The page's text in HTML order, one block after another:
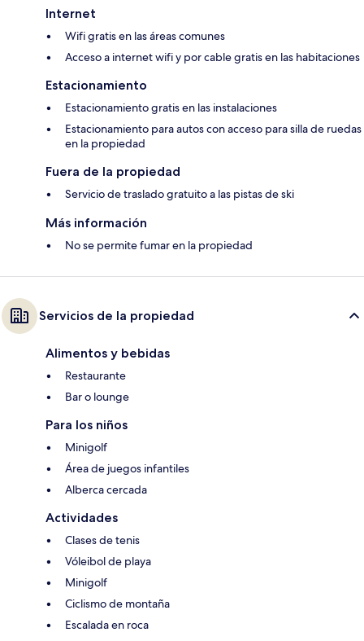
Internet
Wifi gratis en las áreas comunes
Acceso a internet wifi y por cable gratis en las habitaciones
Estacionamiento
Estacionamiento gratis en las instalaciones
Estacionamiento para autos con acceso para silla de ruedas
en la propiedad
Fuera de la propiedad
Servicio de traslado gratuito a las pistas de ski
Más información
No se permite fumar en la propiedad
Servicios de la propiedad
Alimentos y bebidas
Restaurante
Bar o lounge
Para los niños
Minigolf
Área de juegos infantiles
Alberca cercada
Actividades
Clases de tenis
Vóleibol de playa
Minigolf
Ciclismo de montaña
Escalada en roca